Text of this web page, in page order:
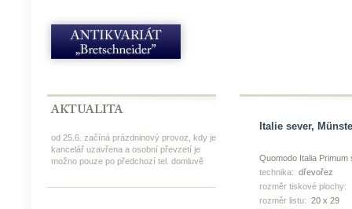
od 25.6. začíná prázdninový provoz, kdy je
kancelář uzavřena a osobní převzetí je
možno pouze po předchozí tel. domluvě
Italie sever,
Quomodo Italia Primum
technika: dřevořez
rozměr tiskové plochy:
rozměr listu: 20 x 29